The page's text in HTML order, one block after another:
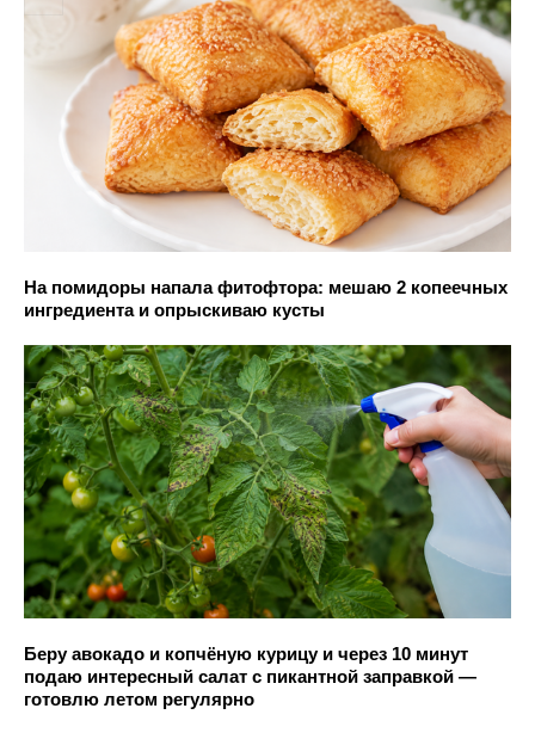
На помидоры напала фитофтора: мешаю 2 копеечных
ингредиента и опрыскиваю кусты
Беру авокадо и копчёную курицу и через 10 минут
подаю интересный салат с пикантной заправкой —
готовлю летом регулярно